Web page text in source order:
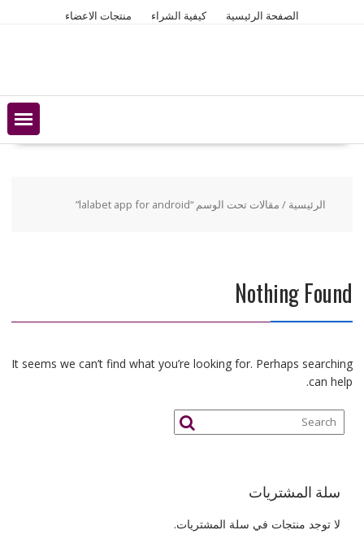
الصفحة الرئيسية كيفية الشراء منتجات الاعضاء
الرئيسية / مقالات تحت الوسم “lalabet app for android”
Nothing Found
It seems we can’t find what you’re looking for. Perhaps searching
can help.
سلة المشتريات
لا توجد منتجات في سلة المشتريات.